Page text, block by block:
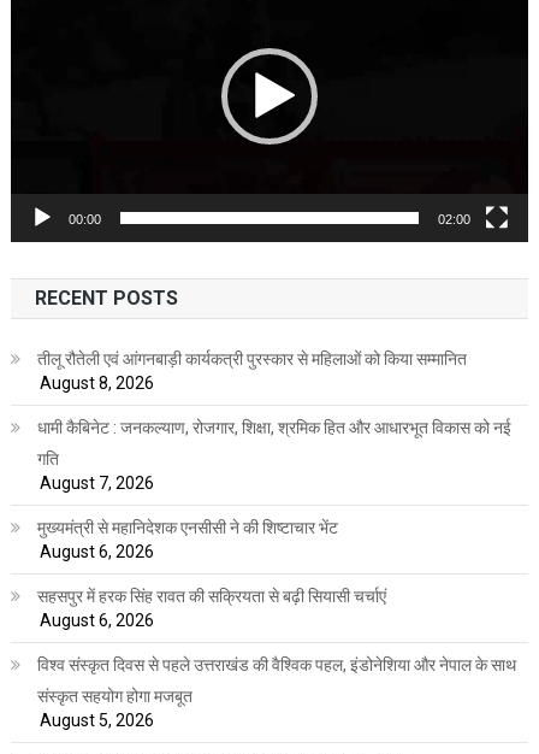
00:00 02:00
RECENT POSTS
तीलू रौतेली एवं आंगनबाड़ी कार्यकत्री पुरस्कार से महिलाओं को किया सम्मानित
August 8, 2026
धामी कैबिनेट : जनकल्याण, रोजगार, शिक्षा, श्रमिक हित और आधारभूत विकास को नई
गति
August 7, 2026
मुख्यमंत्री से महानिदेशक एनसीसी ने की शिष्टाचार भेंट
August 6, 2026
सहसपुर में हरक सिंह रावत की सक्रियता से बढ़ी सियासी चर्चाएं
August 6, 2026
विश्व संस्कृत दिवस से पहले उत्तराखंड की वैश्विक पहल, इंडोनेशिया और नेपाल के साथ
संस्कृत सहयोग होगा मजबूत
August 5, 2026